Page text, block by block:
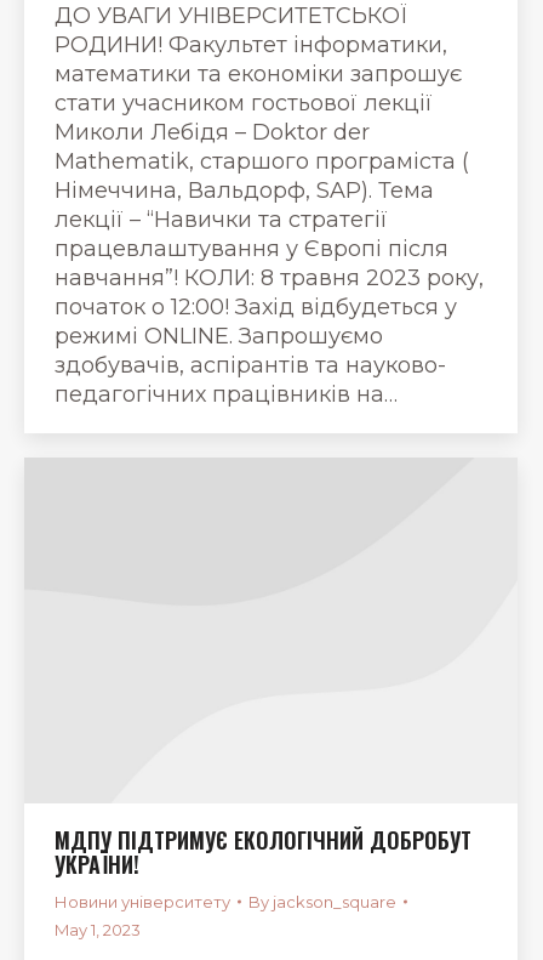
ДО УВАГИ УНІВЕРСИТЕТСЬКОЇ
РОДИНИ! Факультет інформатики,
математики та економіки запрошує
стати учасником гостьової лекції
Миколи Лебідя – Doktor der
Mathematik, старшого програміста (
Німеччина, Вальдорф, SAP). Тема
лекції – “Навички та стратегії
працевлаштування у Європі після
навчання”! КОЛИ: 8 травня 2023 року,
початок о 12:00! Захід відбудеться у
режимі ONLINE. Запрошуємо
здобувачів, аспірантів та науково-
педагогічних працівників на…
МДПУ ПІДТРИМУЄ ЕКОЛОГІЧНИЙ ДОБРОБУТ
УКРАЇНИ!
Новини університету By jackson_square
May 1, 2023